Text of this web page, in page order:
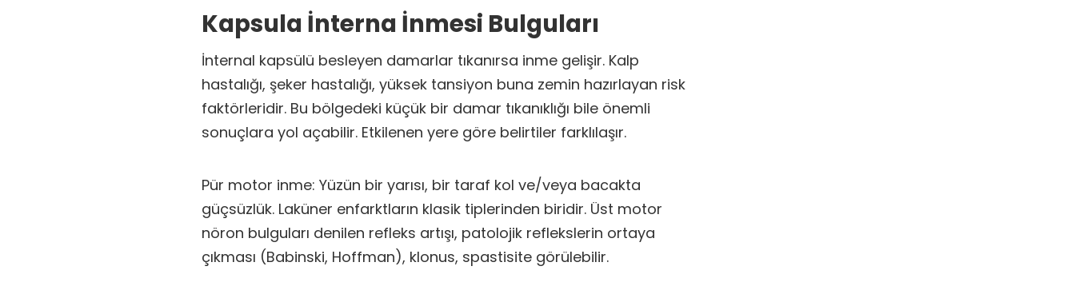
Kapsula İnterna İnmesi Bulguları
İnternal kapsülü besleyen damarlar tıkanırsa inme gelişir. Kalp
hastalığı, şeker hastalığı, yüksek tansiyon buna zemin hazırlayan risk
faktörleridir. Bu bölgedeki küçük bir damar tıkanıklığı bile önemli
sonuçlara yol açabilir. Etkilenen yere göre belirtiler farklılaşır.
Pür motor inme: Yüzün bir yarısı, bir taraf kol ve/veya bacakta
güçsüzlük. Laküner enfarktların klasik tiplerinden biridir. Üst motor
nöron bulguları denilen refleks artışı, patolojik reflekslerin ortaya
çıkması (Babinski, Hoffman), klonus, spastisite görülebilir.